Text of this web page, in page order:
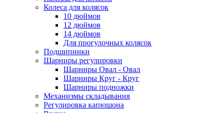
Колеса для колясок
10 дюймов
12 дюймов
14 дюймов
Для прогулочных колясок
Подшипники
Шарниры регулировки
Шарниры Овал - Овал
Шарниры Круг - Круг
Шарниры подножки
Механизмы складывания
Регулировка капюшона